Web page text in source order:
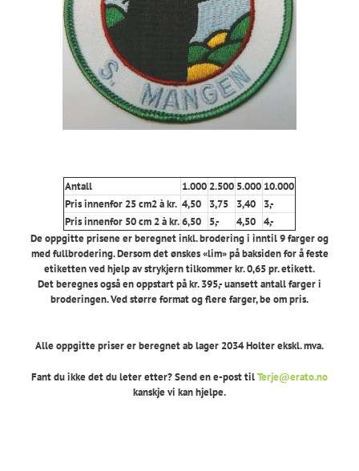
Antall 1.000 2.500 5.000 10.000
Pris innenfor 25 cm2 à kr. 4,50 3,75 3,40
3,-
Pris innenfor 50 cm 2 à kr.6,50 5,- 4,50 4,-
De oppgitte prisene er beregnet inkl. brodering i inntil 9 farger og
med fullbrodering. Dersom det ønskes «lim» på baksiden for å feste
etiketten ved hjelp av strykjern tilkommer kr. 0,65 pr. etikett.
Det beregnes også en oppstart på kr. 395,- uansett antall farger i
broderingen. Ved større format og flere farger, be om pris.
Alle oppgitte priser er beregnet ab lager 2034 Holter ekskl. mva.
Fant du ikke det du leter etter? Send en e-post tilTerje@erato.no
kanskje vi kan hjelpe.